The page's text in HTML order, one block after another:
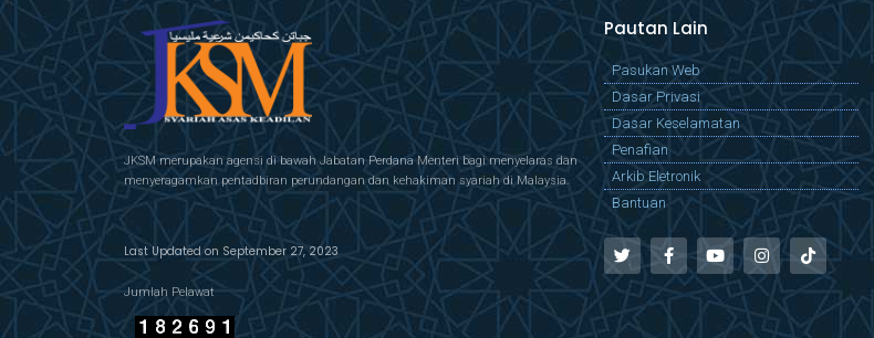
JKSM merupakan agensi di bawah Jabatan Perdana Menteri bagi menyelaras dan
menyeragamkan pentadbiran perundangan dan kehakiman syariah di Malaysia.
Last Updated on September 27, 2023
Jumlah Pelawat
Pautan Lain
Pasukan Web
Dasar Privasi
Dasar Keselamatan
Penafian
Arkib Eletronik
Bantuan